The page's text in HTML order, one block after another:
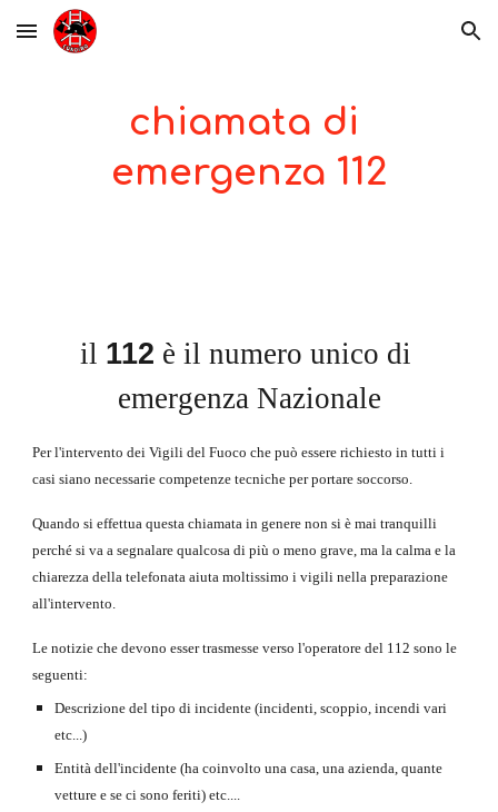
Skip to main content Skip to navigation
chiamata di
emergenza 112
il 112 è il numero unico di
emergenza Nazionale
Per l'intervento dei Vigili del Fuoco che può essere richiesto in tutti i
casi siano necessarie competenze tecniche per portare soccorso.
Quando si effettua questa chiamata in genere non si è mai tranquilli
perché si va a segnalare qualcosa di più o meno grave, ma la calma e la
chiarezza della telefonata aiuta moltissimo i vigili nella preparazione
all'intervento.
Le notizie che devono esser trasmesse verso l'operatore del 112 sono le
seguenti:
Descrizione del tipo di incidente (incidenti, scoppio, incendi vari
etc...)
Entità dell'incidente (ha coinvolto una casa, una azienda, quante
vetture e se ci sono feriti) etc....